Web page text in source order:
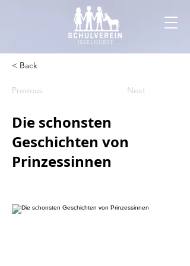
< Back
Previous Next
Die schonsten
Geschichten von
Prinzessinnen